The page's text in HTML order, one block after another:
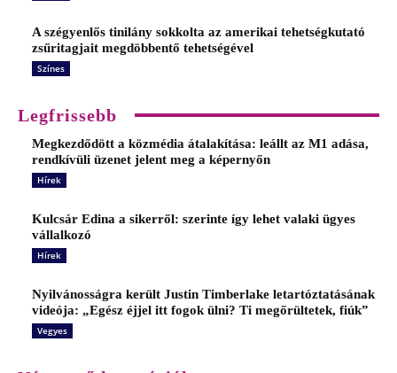
A szégyenlős tinilány sokkolta az amerikai tehetségkutató
zsűritagjait megdöbbentő tehetségével
Színes
Legfrissebb
Megkezdődött a közmédia átalakítása: leállt az M1 adása,
rendkívüli üzenet jelent meg a képernyőn
Hírek
Kulcsár Edina a sikerről: szerinte így lehet valaki ügyes
vállalkozó
Hírek
Nyilvánosságra került Justin Timberlake letartóztatásának
videója: „Egész éjjel itt fogok ülni? Ti megőrültetek, fiúk”
Vegyes